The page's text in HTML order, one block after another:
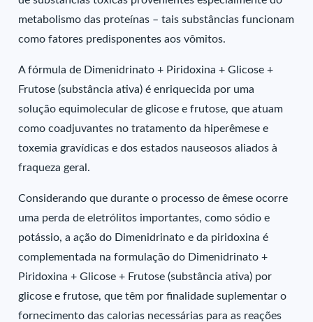
metabolismo das proteínas – tais substâncias funcionam
como fatores predisponentes aos vômitos.
A fórmula de Dimenidrinato + Piridoxina + Glicose +
Frutose (substância ativa) é enriquecida por uma
solução equimolecular de glicose e frutose, que atuam
como coadjuvantes no tratamento da hiperêmese e
toxemia gravídicas e dos estados nauseosos aliados à
fraqueza geral.
Considerando que durante o processo de êmese ocorre
uma perda de eletrólitos importantes, como sódio e
potássio, a ação do Dimenidrinato e da piridoxina é
complementada na formulação do Dimenidrinato +
Piridoxina + Glicose + Frutose (substância ativa) por
glicose e frutose, que têm por finalidade suplementar o
fornecimento das calorias necessárias para as reações